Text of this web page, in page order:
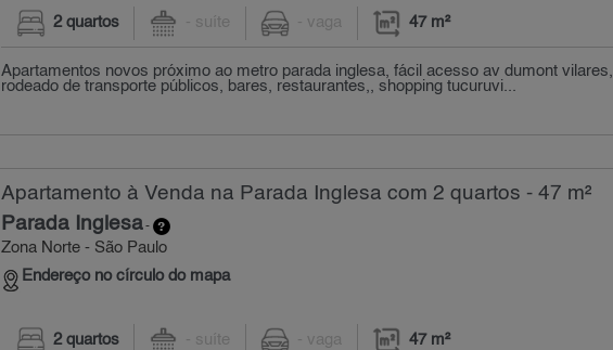
2 quartos - suíte - vaga 47 m²
Apartamentos novos próximo ao metro parada inglesa, fácil acesso av dumont vilares,
rodeado de transporte públicos, bares, restaurantes,, shopping tucuruvi...
Apartamento à Venda na Parada Inglesa com 2 quartos - 47 m²
Parada Inglesa-
Zona Norte - São Paulo
Endereço no círculo do mapa
2 quartos - suíte - vaga 47 m²